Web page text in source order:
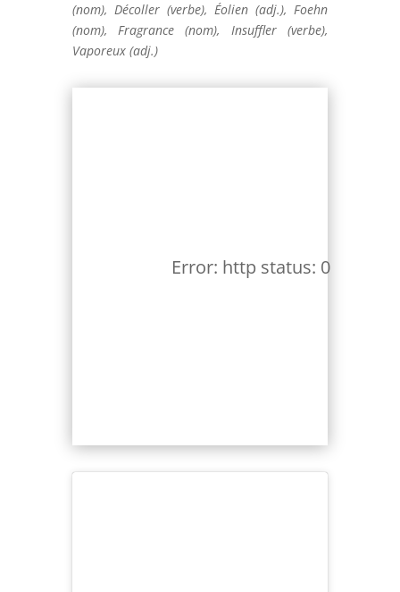
(nom), Décoller (verbe), Éolien (adj.), Foehn
(nom), Fragrance (nom), Insuffler (verbe),
Vaporeux (adj.)
Error: http status: 0